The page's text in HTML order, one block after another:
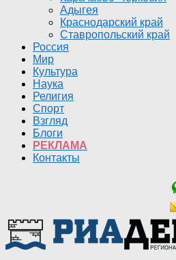
Адыгея
Краснодарский край
Ставропольский край
Россия
Мир
Культура
Наука
Религия
Спорт
Взгляд
Блоги
РЕКЛАМА
Контакты